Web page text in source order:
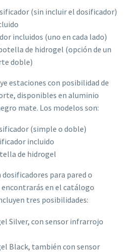
(sin incluir el dosificador)
incluidos (uno en cada lado)
de hidrogel (opción de un
doble)
estaciones con posibilidad de
disponibles en aluminio
mate. Los modelos son:
(simple o doble)
incluido
de hidrogel
dosificadores para pared o
en el catálogo
tres posibilidades:
Silver, con sensor infrarrojo
Black, también con sensor